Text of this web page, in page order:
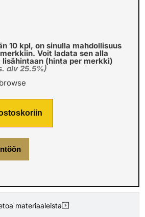
materiaaleista
10 kpl, on sinulla mahdollisuus
Voit ladata sen alla
(hinta per merkki)
alv 25.5%)
browse